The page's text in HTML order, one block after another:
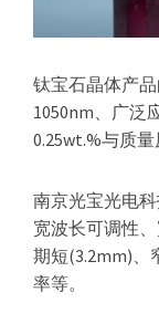
钛宝石晶体产
1050nm、广泛
0.25wt.%与质
南京光宝光电
宽波长可调性
期短(3.2mm)、
率等。